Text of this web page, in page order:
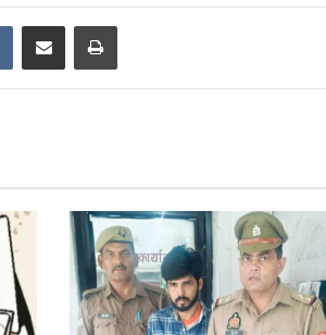
VKontakteShare via Email Print